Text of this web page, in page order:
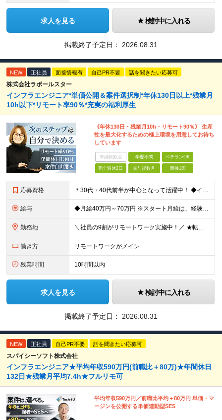
求人を見る 検討中に入れる
掲載終了予定日： 2026.08.31
NEW 正社員 面接情報有 自己PR不要 話を聞きたい応募可
株式会社ラポールスター
インフラエンジニア*単価公開＆案件選択制*年休130日以上*残業月
10h以下*リモート率90％*充実の福利厚生
《年休130日・残業月10h・リモート90％》 生産
性を最大化するための極上環境を用意してお待ち
しています
未経験歓迎 学歴不問 ベテランOK
完全週休2日 賞与複数月 面接1回
応募資格 ＊30代・40代前半が中心となって活躍中！ ◆インフラ（サーバー・ネットワーク・クラウド等）の設計、構築、テストいずれかの実務経験3年以上 ◆学歴不問 ★求める人物像： ◎他責ではなく、自身のキャ
給与 ◆月給40万円～70万円 ※スタート月給は、経験・能力・前職の給与等を考慮の上で決定いたします。 ※上記金額には残業の有無に関わらず、 月30時間分の固定残業代（7万6,000円～13万3,000円
勤務地 ＼社員の9割がリモートワーク実施中！／ ★転勤ナシ！ ★UIターン歓迎！ 関東、関西、東海、九州・中国エリアの各プロジェクト先から希望を優先して決定。 ※リモート案件も多数あり！ ◆関東エリア
働き方 リモートワークがメイン
残業時間 10時間以内
求人を見る 検討中に入れる
掲載終了予定日： 2026.08.31
NEW 正社員 自己PR不要 話を聞きたい応募可
スパイシーソフト株式会社
インフラエンジニア★平均年収590万円(前職比＋80万)★年間休日
132日★残業月平均7.4h★フルリモ可
平均年収590万円／前職比平均＋80万円 単価・マ
ージンを公開する単価連動型SES